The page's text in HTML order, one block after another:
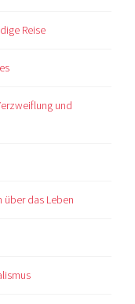
Reise
und
über das Leben